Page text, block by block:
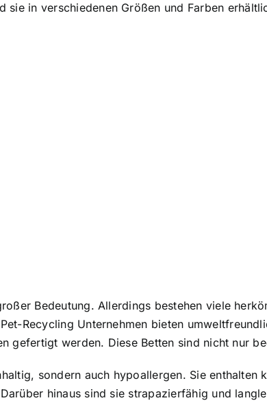
in verschiedenen Größen und Farben
Bedeutung. Allerdings bestehen viele
Recycling Unternehmen bieten
gefertigt werden. Diese Betten sind nicht nur
sondern auch hypoallergen. Sie enthalten
hinaus sind sie strapazierfähig und